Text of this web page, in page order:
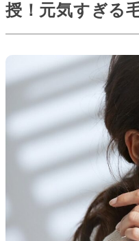
授！元気すぎる
の方法